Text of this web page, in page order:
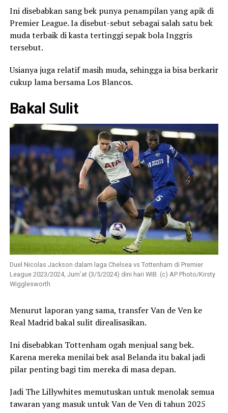
Ini disebabkan sang bek punya penampilan yang apik di
Premier League. Ia disebut-sebut sebagai salah satu bek
muda terbaik di kasta tertinggi sepak bola Inggris
tersebut.
Usianya juga relatif masih muda, sehingga ia bisa berkarir
cukup lama bersama Los Blancos.
Bakal Sulit
Duel Nicolas Jackson dalam laga Chelsea vs Tottenham di Premier
League 2023/2024, Jum’at (3/5/2024) dini hari WIB. (c) AP Photo/Kirsty
Wigglesworth
Menurut laporan yang sama, transfer Van de Ven ke
Real Madrid bakal sulit direalisasikan.
Ini disebabkan Tottenham ogah menjual sang bek.
Karena mereka menilai bek asal Belanda itu bakal jadi
pilar penting bagi tim mereka di masa depan.
Jadi The Lillywhites memutuskan untuk menolak semua
tawaran yang masuk untuk Van de Ven di tahun 2025